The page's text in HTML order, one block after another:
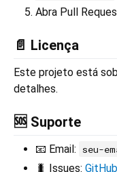
Abra Pull
📄 Licença
Este projeto está
detalhes.
🆘 Suporte
📧 Email: seu-
🐛 Issues: